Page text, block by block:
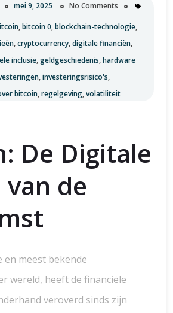
mei 9, 2025 No Comments
,bitcoin 0,blockchain-technologie,
,cryptocurrency,digitale financiën,
inclusie,geldgeschiedenis,hardware
,investeringsrisico's,
bitcoin,regelgeving,volatiliteit
De Digitale
de
en meest bekende
wereld, heeft de financiële
veroverd sinds zijn